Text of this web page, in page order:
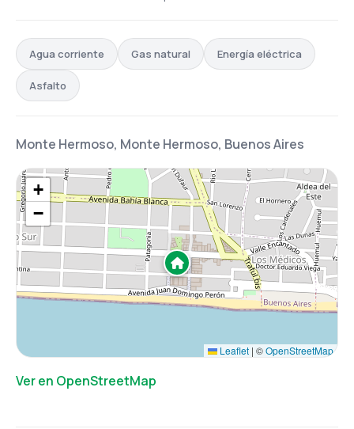
Agua corriente Gas natural Energía eléctrica
Asfalto
Monte Hermoso, Monte Hermoso, Buenos Aires
+
−
Leaflet | ©OpenStreetMap
Ver en OpenStreetMap